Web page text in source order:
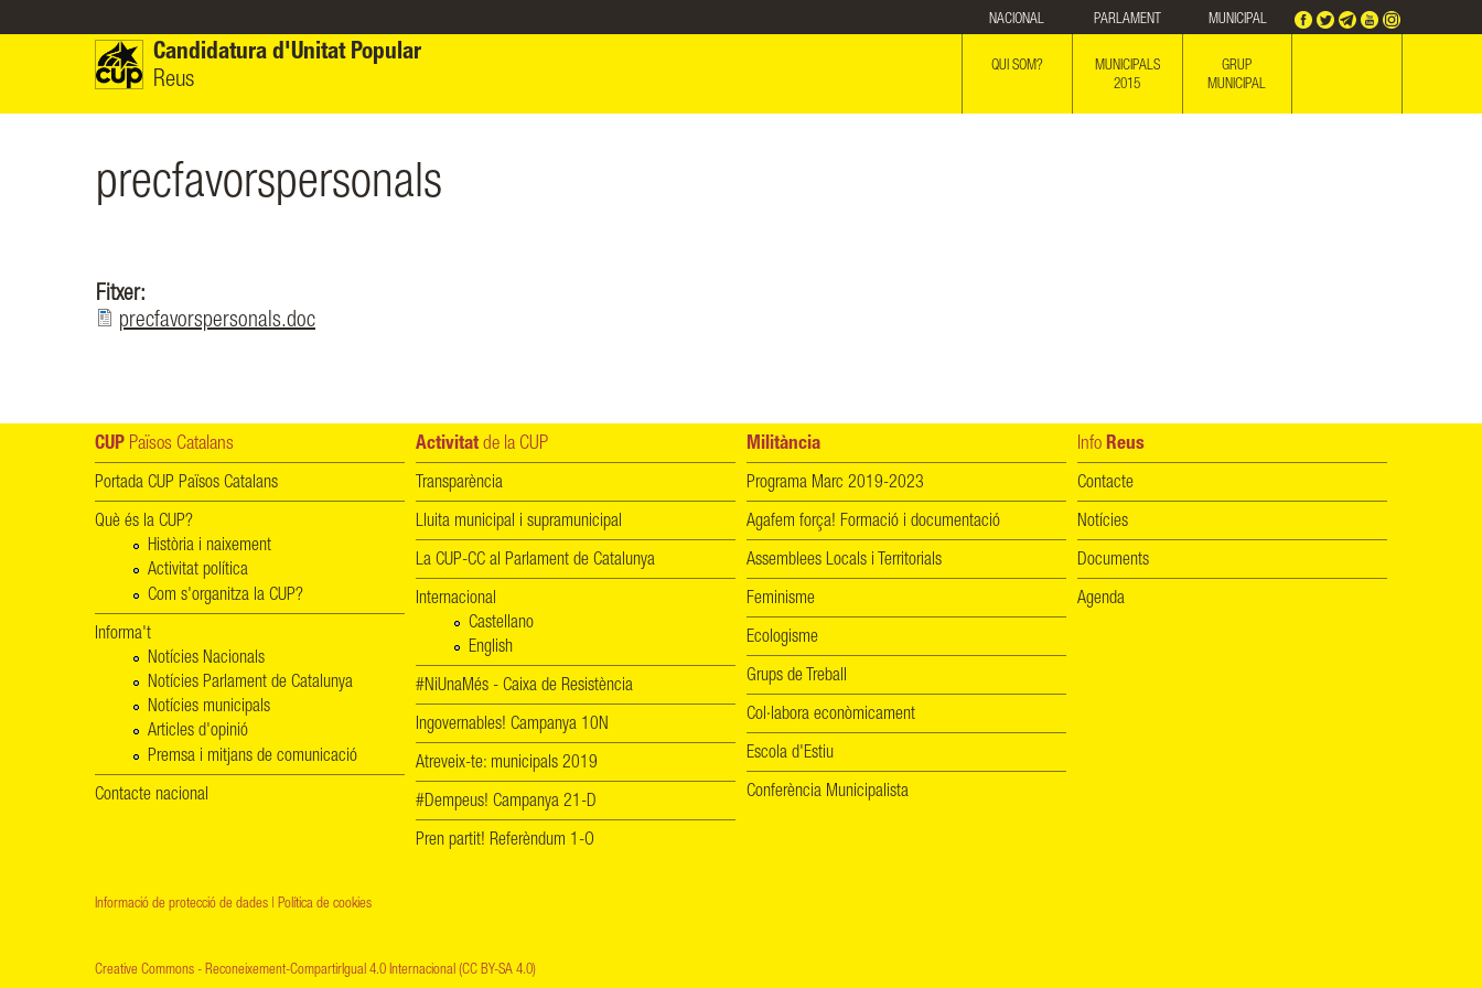
NACIONAL PARLAMENT MUNICIPAL
Candidatura d'Unitat Popular
Reus
QUI SOM?
MUNICIPALS
2015
GRUP
MUNICIPAL
precfavorspersonals
Fitxer:
precfavorspersonals.doc
CUP Països Catalans
Portada CUP Països Catalans
Què és la CUP?
Història i naixement
Activitat política
Com s'organitza la CUP?
Informa't
Notícies Nacionals
Notícies Parlament de Catalunya
Notícies municipals
Articles d'opinió
Premsa i mitjans de comunicació
Contacte nacional
Activitat de la CUP
Transparència
Lluita municipal i supramunicipal
La CUP-CC al Parlament de Catalunya
Internacional
Castellano
English
#NiUnaMés - Caixa de Resistència
Ingovernables! Campanya 10N
Atreveix-te: municipals 2019
#Dempeus! Campanya 21-D
Pren partit! Referèndum 1-O
Militància
Programa Marc 2019-2023
Agafem força! Formació i documentació
Assemblees Locals i Territorials
Feminisme
Ecologisme
Grups de Treball
Col·labora econòmicament
Escola d'Estiu
Conferència Municipalista
Info Reus
Contacte
Notícies
Documents
Agenda
Informació de protecció de dades Política de cookies
Creative Commons - Reconeixement-CompartirIgual 4.0 Internacional (CC BY-SA 4.0)